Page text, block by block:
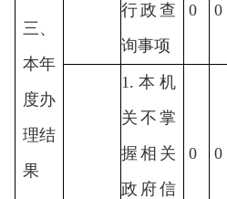
三、
本年
度办
理结
果
行政查
询事项
0 0
1.本机
关不掌
握相关
政府信
0 0